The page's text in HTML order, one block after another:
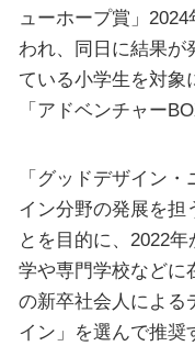
ューホープ賞」
われ、同日に結果が
ている小学生を対象
「アドベンチャー
「グッドデザイン
イン分野の発展を担
とを目的に、2022
学や専門学校などに
の新卒社会人による
イン」を選んで推奨